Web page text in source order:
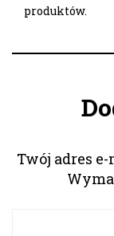
produktów.
Twój adres